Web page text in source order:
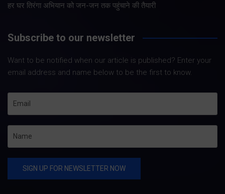
हर घर तिरंगा अभियान को जन-जन तक पहुंचाने की तैयारी
Subscribe to our newsletter
Want to be notified when our article is published? Enter your
email address and name below to be the first to know.